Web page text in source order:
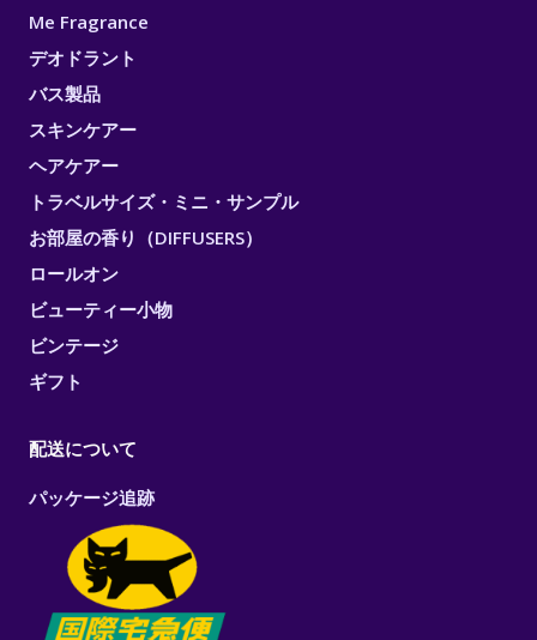
Me Fragrance
デオドラント
バス製品
スキンケアー
ヘアケアー
トラベルサイズ・ミニ・サンプル
お部屋の香り（DIFFUSERS）
ロールオン
ビューティー小物
ビンテージ
ギフト
配送について
パッケージ追跡